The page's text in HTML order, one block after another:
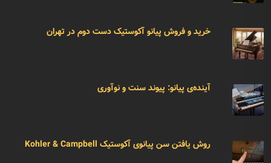
خرید و فروش پیانو آکوستیک دست دوم در تهران
آینده‌ی پیانو: پیوند سنت و نوآوری
روش یافتن سن پیانوی آکوستیک Kohler & Campbell